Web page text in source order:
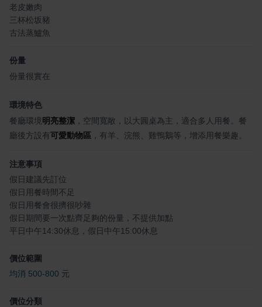
老皮嫩肉
三杯松坂豬
古法蒸鱸魚
份量
份量很實在
環境特色
餐廳環境明亮整潔 ，空間寬敞，以大圓桌為主，適合多人用餐。餐
廳後方設有可愛動物區 ，有羊、浣熊、雞鴨鵝等，增添用餐樂趣。
注意事項
假日建議先訂位
假日用餐時間不足
假日用餐會很擠很吵雜
假日期間要一次點齊足夠的份量，不提供加點
平日中午14:30休息，假日中午15:00休息
價位範圍
均消 500-800 元
價位分類